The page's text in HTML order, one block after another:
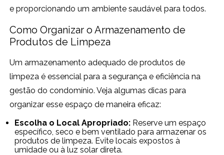
e proporcionando um ambiente saudável para todos.
Como Organizar o Armazenamento de
Produtos de Limpeza
Um armazenamento adequado de produtos de
limpeza é essencial para a segurança e eficiência na
gestão do condomínio. Veja algumas dicas para
organizar esse espaço de maneira eficaz:
Escolha o Local Apropriado: Reserve um espaço
específico, seco e bem ventilado para armazenar os
produtos de limpeza. Evite locais expostos à
umidade ou à luz solar direta.